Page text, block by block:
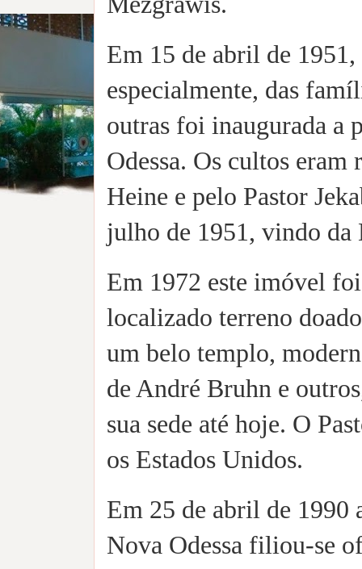
Em 15 de abril de 1951,
especialmente, das
outras foi inaugurada a
Odessa. Os cultos eram
Heine e pelo Pastor
julho de 1951, vindo
Em 1972 este imóvel
localizado terreno
um belo templo,
de André Bruhn e
sua sede até hoje. O
os Estados Unidos.
Em 25 de abril de 1990
Nova Odessa filiou-se